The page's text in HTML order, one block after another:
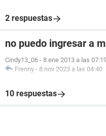
2 respuestas
no puedo ingresar a
Cindy13_06 - 8 ene 2013 a las
Frenny - 8 nov 2023 a las 04:40
10 respuestas